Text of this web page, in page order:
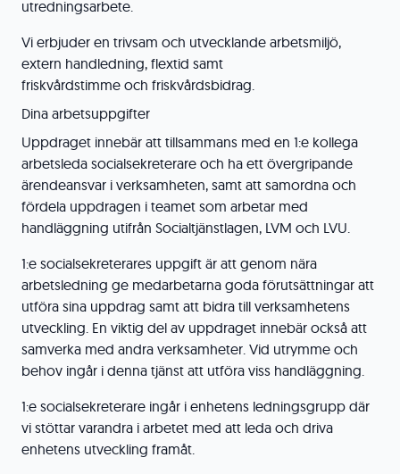
utredningsarbete.
Vi erbjuder en trivsam och utvecklande arbetsmiljö,
extern handledning, flextid samt
friskvårdstimme och friskvårdsbidrag.
Dina arbetsuppgifter
Uppdraget innebär att tillsammans med en 1:e kollega
arbetsleda socialsekreterare och ha ett övergripande
ärendeansvar i verksamheten, samt att samordna och
fördela uppdragen i teamet som arbetar med
handläggning utifrån Socialtjänstlagen, LVM och LVU.
1:e socialsekreterares uppgift är att genom nära
arbetsledning ge medarbetarna goda förutsättningar att
utföra sina uppdrag samt att bidra till verksamhetens
utveckling. En viktig del av uppdraget innebär också att
samverka med andra verksamheter. Vid utrymme och
behov ingår i denna tjänst att utföra viss handläggning.
1:e socialsekreterare ingår i enhetens ledningsgrupp där
vi stöttar varandra i arbetet med att leda och driva
enhetens utveckling framåt.